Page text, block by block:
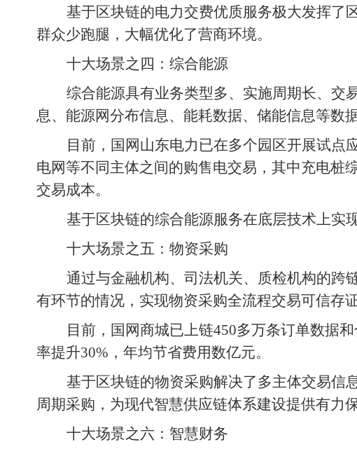
基于区块链的电力交费优质服务极大发挥了
群众少跑腿，大幅优化了营商环境。
十大场景之四：综合能源
综合能源具有业务类型多、实施周期长、交
息、能源网分布信息、能耗数据、储能信息等数
目前，国网山东电力已在多个园区开展试点
电网等不同主体之间的购售电交易，其中充电桩
交易成本。
基于区块链的综合能源服务在底层技术上实
十大场景之五：物资采购
通过与金融机构、司法机关、质检机构的跨
有环节的情况，实现物资采购全流程交易可信存
目前，国网商城已上链450多万条订单数据
率提升30%，年均节省费用数亿元。
基于区块链的物资采购解决了多主体交易信
周期采购，为现代智慧供应链体系建设提供有力保
十大场景之六：智慧财务